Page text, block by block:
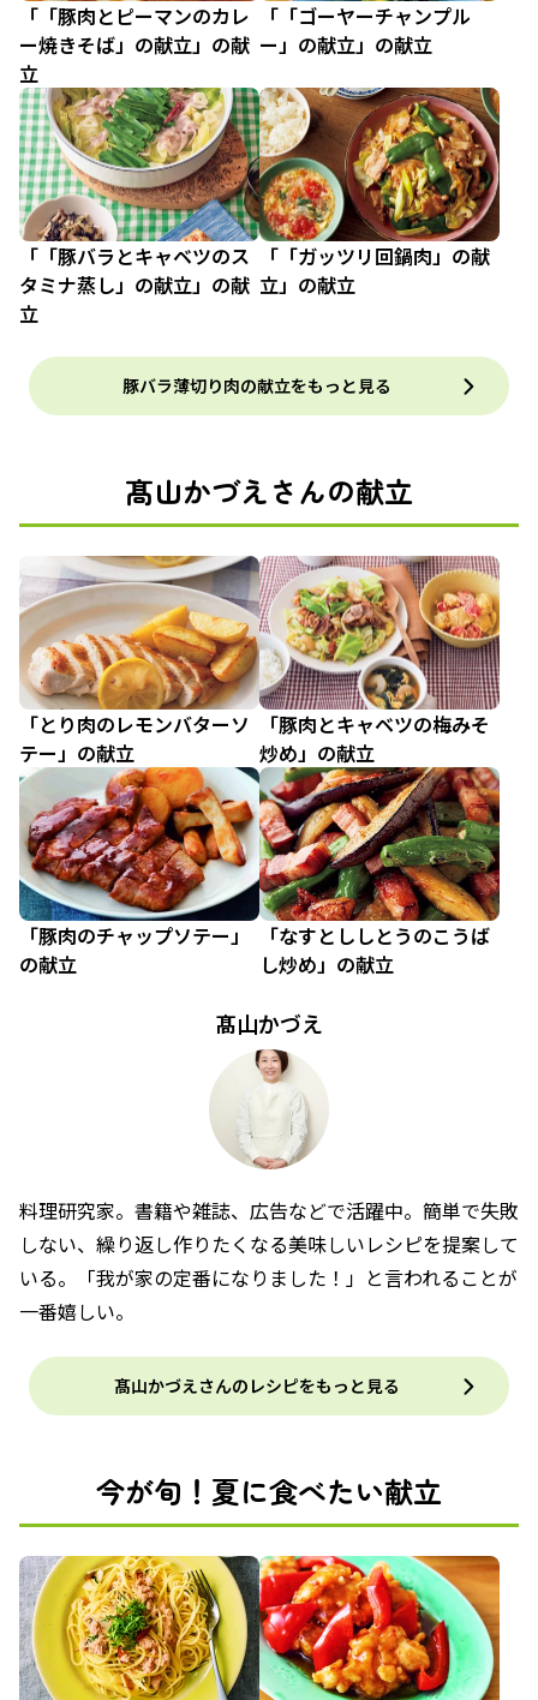
「「豚肉とピーマンのカレ
ー焼きそば」の献立」の献
立
「「ゴーヤーチャンプル
ー」の献立」の献立
「「豚バラとキャベツのス
タミナ蒸し」の献立」の献
立
「「ガッツリ回鍋肉」の献
立」の献立
豚バラ薄切り肉の献立をもっと見る
髙山かづえさんの献立
「とり肉のレモンバターソ
テー」の献立
「豚肉とキャベツの梅みそ
炒め」の献立
「豚肉のチャップソテー」
の献立
「なすとししとうのこうば
し炒め」の献立
髙山かづえ
料理研究家。書籍や雑誌、広告などで活躍中。簡単で失敗
しない、繰り返し作りたくなる美味しいレシピを提案して
いる。「我が家の定番になりました！」と言われることが
一番嬉しい。
髙山かづえさんのレシピをもっと見る
今が旬！夏に食べたい献立